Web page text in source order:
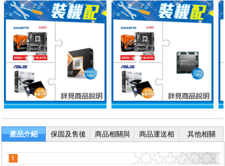
產品介紹
保固及售後
商品相關與
商品運送相
其他相關